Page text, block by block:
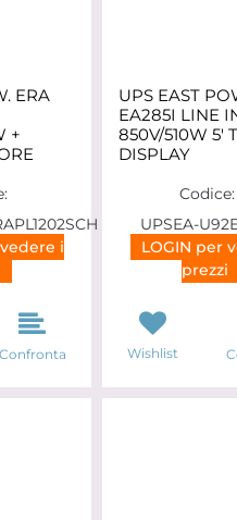
ERA
+
i
Confronta
UPS EAST
EA285I LINE
850V/510W 5'
DISPLAY
Codice:
UPSEA-
LOGIN per
prezzi
Wishlist